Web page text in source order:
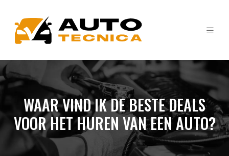
WAAR VIND IK DE BESTE DEALS
VOOR HET HUREN VAN EEN AUTO?